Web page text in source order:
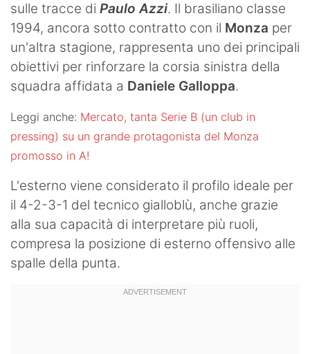
sulle tracce di Paulo Azzi. Il brasiliano classe
1994, ancora sotto contratto con il Monza per
un'altra stagione, rappresenta uno dei principali
obiettivi per rinforzare la corsia sinistra della
squadra affidata a Daniele Galloppa.
Leggi anche: Mercato, tanta Serie B (un club in
pressing) su un grande protagonista del Monza
promosso in A!
L'esterno viene considerato il profilo ideale per
il 4-2-3-1 del tecnico gialloblù, anche grazie
alla sua capacità di interpretare più ruoli,
compresa la posizione di esterno offensivo alle
spalle della punta.